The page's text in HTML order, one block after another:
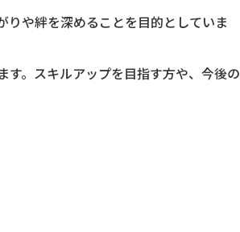
や絆を深めることを目的としていま
。スキルアップを目指す方や、今後の